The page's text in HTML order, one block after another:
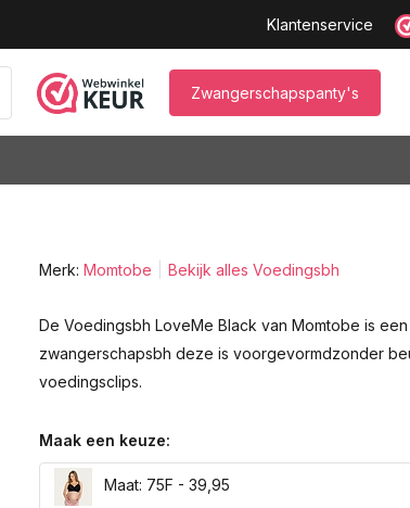
Klantenservice
Zwangerschapspanty's
Merk: Momtobe Bekijk alles Voedingsbh
De Voedingsbh LoveMe Black van Momtobe is
zwangerschapsbh deze is voorgevormdzonder
voedingsclips.
Maak een keuze:
Maat: 75F - 39,95